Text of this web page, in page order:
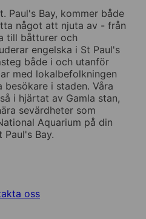
Paul's Bay, kommer både
något att njuta av - från
till båtturer och
engelska i St Paul's
både i och utanför
med lokalbefolkningen
i staden. Våra
i hjärtat av Gamla stan,
sevärdheter som
Aquarium på din
Bay.
oss